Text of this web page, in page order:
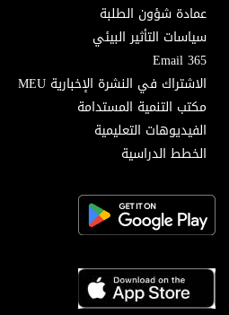
عمادة شؤون الطلبة
سياسات التأثير البيئي
Email 365
الاشتراك في النشرة الإخبارية MEU
مكتب التنمية المستدامة
الفيديوهات التعليمية
الخطط الدراسية